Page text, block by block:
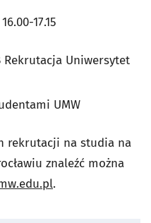
17.15
Rekrutacja Uniwersytet
UMW
rekrutacji na studia na
znaleźć można
.